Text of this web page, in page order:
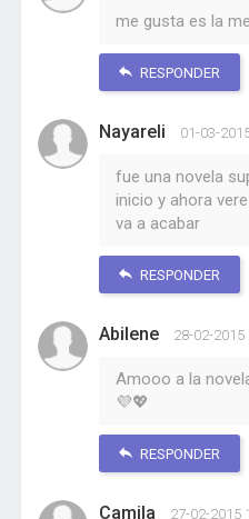
me gusta es la
RESPONDER
Nayareli 01-03-
fue una novela
inicio y ahora
va a acabar
RESPONDER
Abilene 28-02-2015
Amooo a la
💜💖
RESPONDER
Camila 27-02-2015